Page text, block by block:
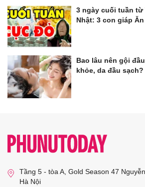
3 ngày cuối tuần từ
Nhật: 3 con giáp
Bao lâu nên gội
khỏe, da đầu sạch?
Tầng 5 - tòa A, Gold Season 47
Hà Nội